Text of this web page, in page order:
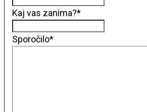
Kaj vas zanima?*
Sporočilo*